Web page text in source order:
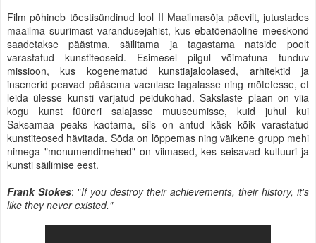
Film põhineb tõestisündinud lool II Maailmasõja päevilt, jutustades
maailma suurimast varandusejahist, kus ebatõenäoline meeskond
saadetakse päästma, säilitama ja tagastama natside poolt
varastatud kunstiteoseid. Esimesel pilgul võimatuna tunduv
missioon, kus kogenematud kunstiajaloolased, arhitektid ja
insenerid peavad pääsema vaenlase tagalasse ning mõtetesse, et
leida ülesse kunsti varjatud peidukohad. Sakslaste plaan on viia
kogu kunst füüreri salajasse muuseumisse, kuid juhul kui
Saksamaa peaks kaotama, siis on antud käsk kõik varastatud
kunstiteosed hävitada. Sõda on lõppemas ning väikene grupp mehi
nimega "monumendimehed" on viimased, kes seisavad kultuuri ja
kunsti säilimise eest.
Frank Stokes: "If you destroy their achievements, their history, it's
like they never existed."